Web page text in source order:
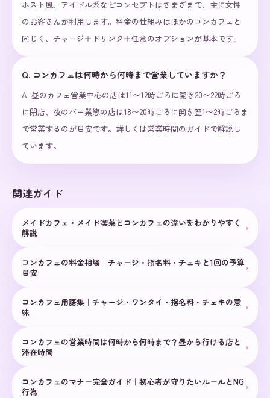
ホスト風、アイドル系などコンセプトはさまざまで、主に女性
のお客さんが利用します。料金の仕組みはほかのコンカフェと
同じく、チャージ＋ドリンク＋任意のオプションが基本です。
Q. コンカフェは何時から何時まで営業していますか？
A. 昼のカフェ営業中心の店は11〜12時ごろに開き20〜22時ごろ
に閉店、夜のバー業態の店は18〜20時ごろに開き翌1〜2時ごろま
で営業するのが目安です。詳しくは営業時間のガイドで解説し
ています。
関連ガイド
メイドカフェ・メイド喫茶とコンカフェの違いをわかりやすく
解説
›
コンカフェの料金相場｜チャージ・指名料・チェキと1回の予算
目安
›
コンカフェ用語集｜チャージ・ワンタイ・指名料・チェキの意
味
›
コンカフェの営業時間は何時から何時まで？昼から行ける店と
滞在時間
›
コンカフェのマナー完全ガイド｜初心者が守りたいルールとNG
行為
›